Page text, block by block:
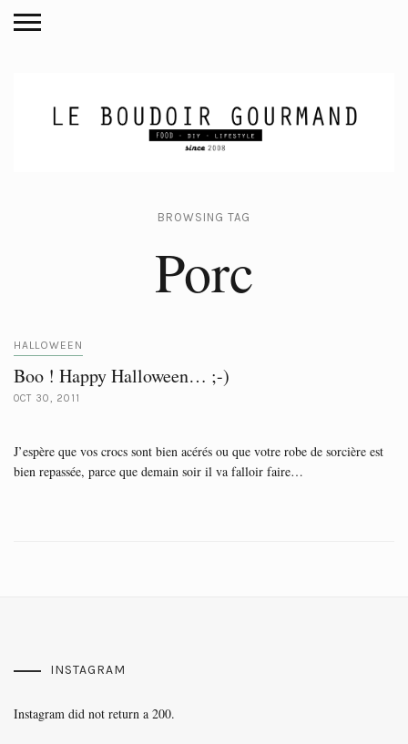
BROWSING TAG
Porc
HALLOWEEN
Boo ! Happy Halloween… ;-)
OCT 30, 2011
J’espère que vos crocs sont bien acérés ou que votre robe de sorcière est
bien repassée, parce que demain soir il va falloir faire…
INSTAGRAM
Instagram did not return a 200.